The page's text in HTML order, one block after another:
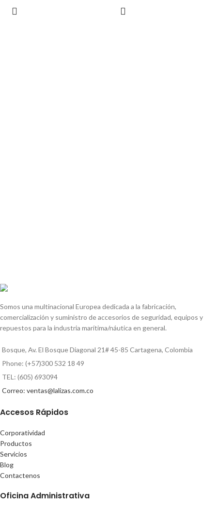
Somos una multinacional Europea dedicada a la fabricación,
comercialización y suministro de accesorios de seguridad, equipos y
repuestos para la industria marítima/náutica en general.
Bosque, Av. El Bosque Diagonal 21# 45-85 Cartagena, Colombia
Phone: (+57)300 532 18 49
TEL: (605) 693094
Correo: ventas@lalizas.com.co
Accesos Rápidos
Corporatividad
Productos
Servicios
Blog
Contactenos
Oficina Administrativa